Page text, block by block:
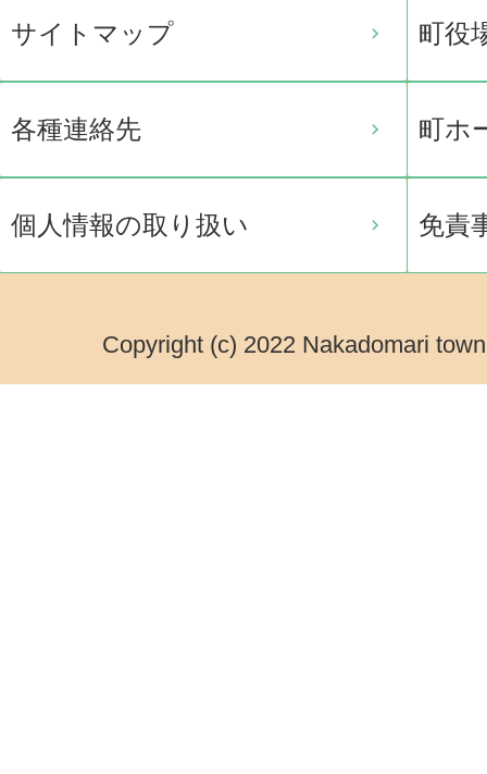
サイトマップ 町役
各種連絡先 町ホ
個人情報の取り扱い 免責
Copyright (c) 2022 Nakadomari